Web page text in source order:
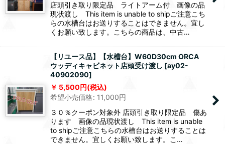
店頭引き取り限定品 ライトアーム付 画像の品
現状渡し This item is unable to shipご注意こち
らの水槽台はお送りすることはできません。宜し
くお願い致します。こちらの商品は、中古…
【リユース品】【水槽台】W60D30cm ORCA
ウッディキャビネット店頭受け渡し [ay02-
40902090]
5,500円(税込)
希望小売価格: 11,000円
３０％クーポン対象外 店頭引き取り限定品 傷あ
ります 画像の品現状渡し This item is unable
to shipご注意こちらの水槽台はお送りすることは
できません。宜しくお願い致します。こ…